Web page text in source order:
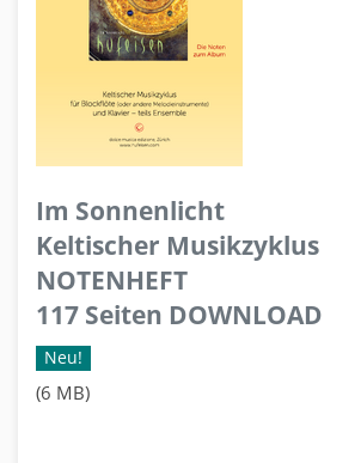
Im Sonnenlicht
Keltischer Musikzyklus
NOTENHEFT
117 Seiten DOWNLOAD
Neu!
(6 MB)